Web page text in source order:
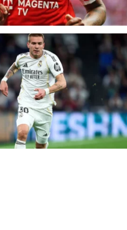
avec Mourinho
y a encore quelques semaines,
finalement la
le Real Madrid.